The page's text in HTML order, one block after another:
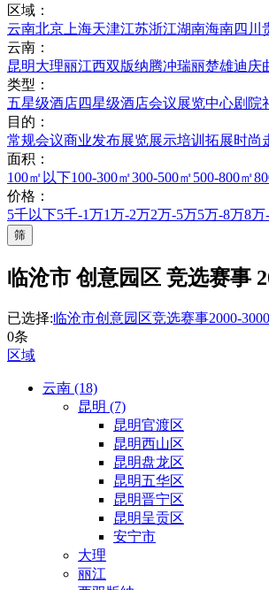
区域：
云南北京 上海天津江苏浙江湖南海南四川
云南：
昆明大理丽江西双版纳腾冲瑞丽楚雄迪庆
类型：
五星级酒店四星级酒店会议展览中心剧院
目的：
常规会议商业发布展览展示培训拓展时尚
面积：
100㎡以下100-300㎡300-500㎡500-800㎡
价格：
5千以下5千-1万1万-2万2万-5万5万-8万8万
筛
临沧市 创意园区 竞选赛事
已选择:临沧市创意园区竞选赛事2000-
0条
区域
云南 (18)
昆明 (7)
昆明官渡区
昆明西山区
昆明盘龙区
昆明五华区
昆明晋宁区
昆明呈贡区
安宁市
大理
丽江